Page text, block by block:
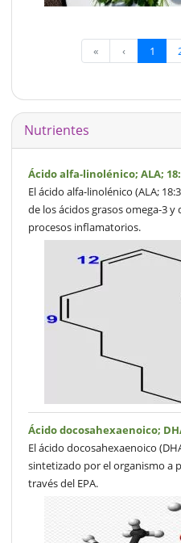
« ‹ 1
Nutrientes
Ácido alfa-linolénico; ALA;
El ácido alfa-linolénico (ALA;
de los ácidos grasos omega-3
procesos inflamatorios.
Ácido docosahexaenoico;
El ácido docosahexaenoico
sintetizado por el organismo a
través del EPA.